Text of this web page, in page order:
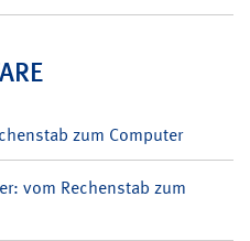
zum Computer
vom Rechenstab zum